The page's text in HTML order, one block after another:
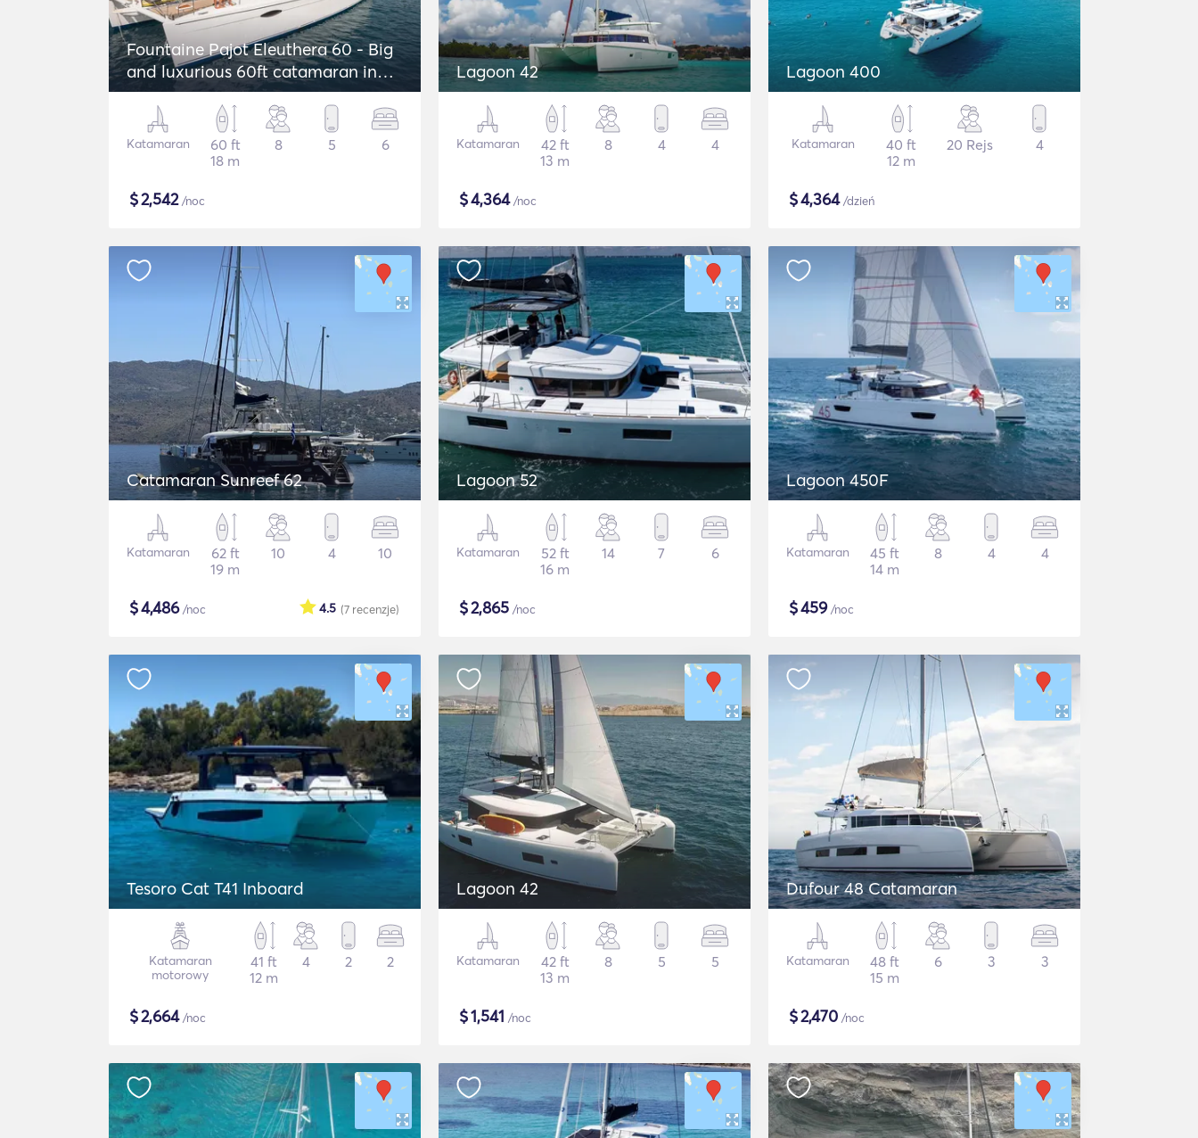
Fountaine Pajot Eleuthera 60 - Big
and luxurious 60ft catamaran in
Greece!
Katamaran
60 ft
18 m
8 5 6
$2,542/noc
Lagoon 42
Katamaran
42 ft
13 m
8 4 4
$4,364/noc
Lagoon 400
Katamaran
40 ft
12 m
20 Rejs 4
$4,364/dzień
Catamaran Sunreef 62
Katamaran
62 ft
19 m
10 4 10
$4,486/noc (7 recenzje)
4.5
Lagoon 52
Katamaran
52 ft
16 m
14 7 6
$2,865 /noc
Lagoon 450F
Katamaran
45 ft
14 m
8 4 4
$459/noc
Tesoro Cat T41 Inboard
Katamaran
motorowy
41 ft
12 m
4 2 2
$2,664/noc
Lagoon 42
Katamaran
42 ft
13 m
8 5 5
$1,541 /noc
Dufour 48 Catamaran
Katamaran
48 ft
15 m
6 3 3
$2,470 /noc